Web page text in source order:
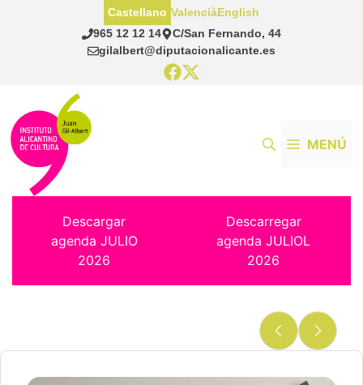
965 12 12 14
C/San Fernando, 44
gilalbert@diputacionalicante.es
Castellano ValenciàEnglish
MENÚ
Descargar
agenda JULIO
2026
Descarregar
agenda JULIOL
2026